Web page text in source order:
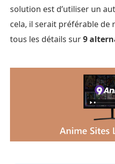
solution est d’utiliser un
cela, il serait préférable de
tous les détails sur9